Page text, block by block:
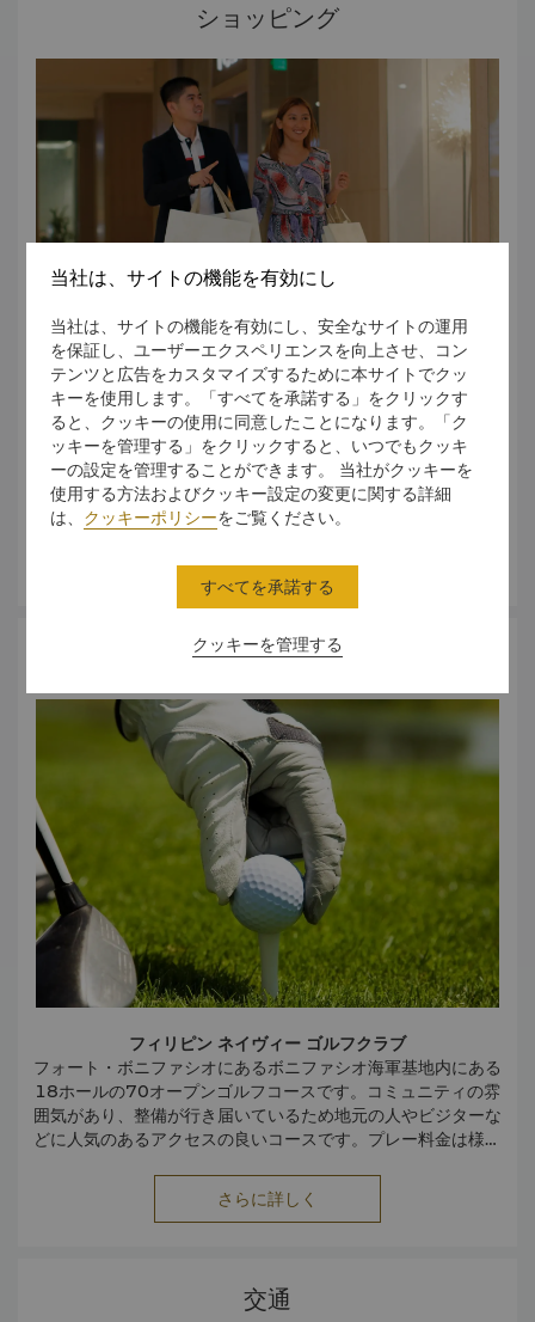
るアメリカ記念館の中でも最大級を誇ります。第二次世界大
17,000基以上あります。青銅の壁画や地図に、1941～
1942年の間この地域における戦いの様子が描かれていま
す。
ボニファシオ・グローバル・シティには、国際的に有名なフ
ィリピン人の有名芸術家や建築家によって手がけられた芸術
作品がたくさんあります。ボニファシオ芸術振興財団に委託
されたボニファシオ・グローバル・シティ内外の芸術作品が
歴史、文化や環境にとけ込み、生活者本位で利用しやすい物
として使われています。壁やごみ入れなどの日用品が芸術作
品として活用され、地域を活性化し、メトロ・マニラの他の
地域とは異なる独自のアイデンティティを確立しながら色と
りどりの街にしています。
多くの芸術作品の中でも一際目立つ作品を以下にご紹介いた
します。
ザ・ツリーズ：レイ・パズ・コントレラスによって作られま
した。1997年にボニファシオ・グローバル・シティに初の
彫刻として導入されました。
アングスプレーモ：芸術家ベン・ハル・ビラヌエヴァによる
です。3メートルの高さのある真ちゅうと青銅でできた銅像
で、労働階級のヒーローを賛辞した作品です。
バラングハイ：レオ・ジェラルド・レオナルドによって作ら
れた、フィリピン人の希望や協力の精神を表した作品です。
カセイサヤン・バワト・オラス：高さ16メートルの真ちゅう
とセメントでできた彫刻です。ジュアン・サジド・デ・レオ
ンによって制作されました。日時計が用いられており、
7,100個の島々を象徴する7つのフィギュアで作られていま
す。
作された素晴らしい彫刻です。3枚のラミネートガラスが重な
り、高さは5～10メートルです。この3枚のガラスは3つのフ
を表しています。
真ちゅうでできた彫刻です。大漁に感謝している2人の漁師を
表しています。
スペシフィック グラヴィティ：レグ・ユソンによって制作さ
れました。水が流れ続けている大きな石造の噴水です。流動
的な参加者としての観客と重力の関係性に焦点が置かれてい
ます。
ショッピング
世界ブランド、地元のファッションブランド、フィットネス
ブランド、ホームやヘルスブランドが勢ぞろいしており、買
い物好きにはたまらないすべてのショップが、シャングリ・
ラ ザ・フォート マニラから徒歩圏内にあります。
セントラルスクエア
4階建ての高所得層向けの商業施設で、市場スタイルのスーパ
ボニファシオ・ハイストリート
小売店が軒を並べ1キロにわたるストリートです。小売店、レ
される近代競技場が立ち並んでいます。
フォート・ストリップとしても知られています。バー、ガス
トロパブ、ナイトクラブが軒を並べており、仕事帰りに立ち
寄るスポットとして人気を集めています。
フォーベス・タウンセンターのバーゴス・サークル
気軽に入店できる飲食店や専門店が多く並ぶショッピングア
ーケードです。
セレンドラ
中層向け住居施設や趣のあるレストラン、アートギャラリ
ー、ブティックが立ち並んでいます。
マーケット・マーケット
小売店や卸売業者、果物マーケット、フラワーマーケット、
地元の屋台料理エリアなどがあり、日曜マーケットの雰囲気
を漂わせるユニークなショッピングモールです。
SM オーラ プレミア
デンや公園があり、1,000席ある演劇ホールやコンベンショ
ンセンター、IMAX シアターもあります。
スポーツ
フィリピン ネイヴィー ゴルフクラブ
フォート・ボニファシオにあるボニファシオ海軍基地内にある
18ホールの70オープンゴルフコースです。コミュニティの雰
囲気があり、整備が行き届いているため地元の人やビジターな
どに人気のあるアクセスの良いコースです。プレー料金は様々
さい。
http://www.golfph.com/golf-courses/philippine-navy-
フォート・ボニファシオにあるバヤニ・ロード沿いにある9ホ
ールの30オープンコースです。ビジターの方はお手頃料金で
さらに詳しく
交通
当社は、サイトの機能を有効にし
当社は、サイトの機能を有効にし、安全なサイトの運用
を保証し、ユーザーエクスペリエンスを向上させ、コン
テンツと広告をカスタマイズするために本サイトでクッ
キーを使用します。「すべてを承諾する」をクリックす
ると、クッキーの使用に同意したことになります。「ク
ッキーを管理する」をクリックすると、いつでもクッキ
ーの設定を管理することができます。 当社がクッキーを
使用する方法およびクッキー設定の変更に関する詳細
は、 クッキーポリシーをご覧ください。
クッキーを管理する
すべてを承諾する